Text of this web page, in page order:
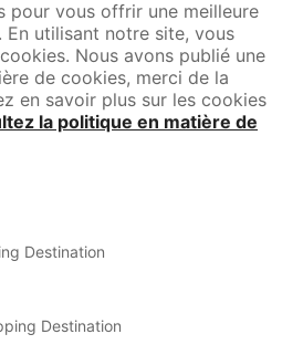
pour vous offrir une meilleure
utilisant notre site, vous
Nous avons publié une
de cookies, merci de la
en savoir plus sur les cookies
la politique en matière de
Destination
Destination